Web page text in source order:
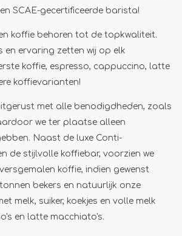
SCAE-gecertificeerde barista!
koffie behoren tot de topkwaliteit.
en ervaring zetten wij op elk
koffie, espresso, cappuccino, latte
koffievarianten!
met alle benodigdheden, zoals
we ter plaatse alleen
Naast de luxe Conti-
de stijlvolle koffiebar, voorzien we
koffie, indien gewenst
bekers en natuurlijk onze
melk, suiker, koekjes en volle melk
en latte macchiato's.